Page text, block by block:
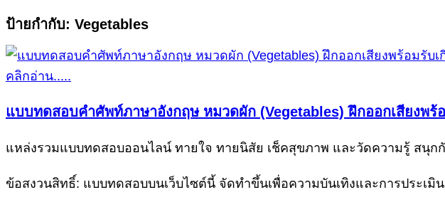
ป้ายกำกับ: Vegetables
คลิกอ่าน.....
แบบทดสอบคำศัพท์ภาษาอังกฤษ หมวดผัก (Vegetables) ฝึกออกเสียงพร้
แหล่งรวมแบบทดสอบออนไลน์ ทายใจ ทายนิสัย เช็คสุขภาพ และวัดความรู้ สนุ
ข้อสงวนสิทธิ์: แบบทดสอบบนเว็บไซต์นี้ จัดทำขึ้นเพื่อความบันเทิงและการประเ